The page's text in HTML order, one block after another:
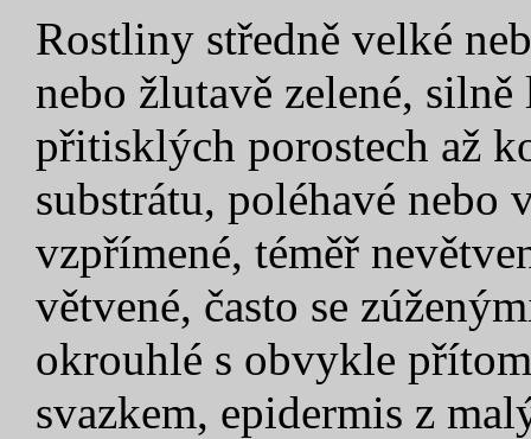
Rostliny středně velké
nebo žlutavě zelené,
přitisklých porostech až
substrátu, poléhavé nebo
vzpřímené, téměř
větvené, často se
okrouhlé s obvykle
svazkem, epidermis z